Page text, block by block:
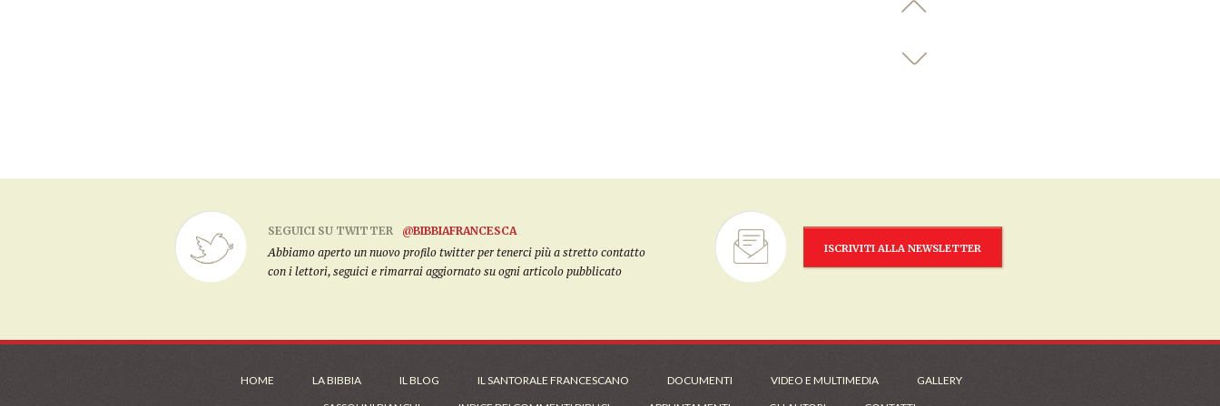
SEGUICI SU TWITTER
@BIBBIAFRANCESCA
Abbiamo aperto un nuovo profilo twitter per tenerci più a stretto contatto
con i lettori, seguici e rimarrai aggiornato su ogni articolo pubblicato
ISCRIVITI ALLA NEWSLETTER
HOME LA BIBBIA IL BLOG IL SANTORALE FRANCESCANO DOCUMENTI VIDEO E MULTIMEDIA
GALLERY